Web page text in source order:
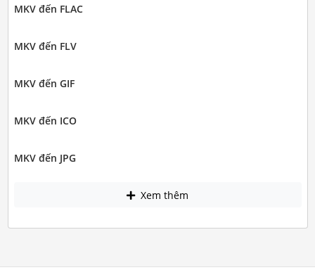
MKV đến FLAC
MKV đến FLV
MKV đến GIF
MKV đến ICO
MKV đến JPG
Xem thêm